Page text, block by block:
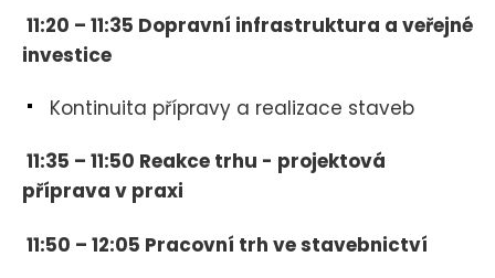
11:20 – 11:35 Dopravní infrastruktura a veřejné
investice
Kontinuita přípravy a realizace staveb
11:35 – 11:50 Reakce trhu - projektová
příprava v praxi
11:50 – 12:05 Pracovní trh ve stavebnictví